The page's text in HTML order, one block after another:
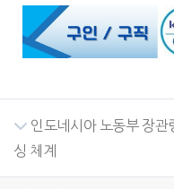
인도네시아 노동부 장
싱 체계